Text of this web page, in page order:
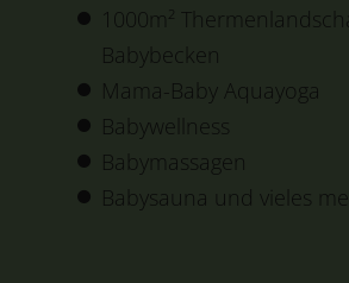
1000m²
Babybecken
Mama-Baby Aquayoga
Babywellness
Babymassagen
Babysauna und vieles